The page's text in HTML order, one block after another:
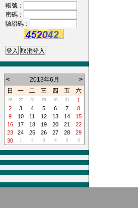
帳號：
密碼：
驗證碼：
< 2013年6月
>
日
一 二 三 四 五 六
26 27 28 29 30 31
1
2
3 4 5 6 7
8
9
10 11 12 13 14
15
16
17 18 19 20 21
22
23
24 25 26 27 28
29
30
1 2 3 4 5 6